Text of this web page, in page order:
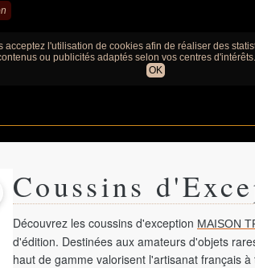
acceptez l'utilisation de cookies afin de réaliser des
ou publicités adaptés selon vos centres d'intérêts.
OK
Coussins
Découvrez les coussins d'exception MAISON
d'édition. Destinées aux amateurs d'objets
haut de gamme valorisent l'artisanat français